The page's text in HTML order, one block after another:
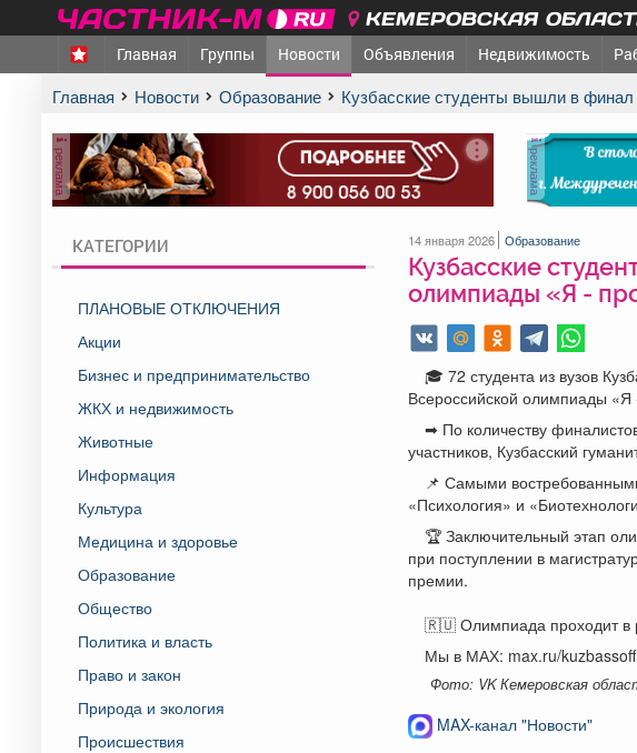
КЕМЕРОВСКАЯ
Главная Группы Новости Объявления Недвижимость
Главная Новости Образование Кузбасские студенты вышли в
реклама реклама
КАТЕГОРИИ
ПЛАНОВЫЕ ОТКЛЮЧЕНИЯ
Акции
Бизнес и предпринимательство
ЖКХ и недвижимость
Животные
Информация
Культура
Медицина и здоровье
Образование
Общество
Политика и власть
Право и закон
Природа и экология
Происшествия
14 января 2026 Образование
Кузбасские
олимпиады «Я -
🎓 72 студента из вузов
Всероссийской олимпиады
➡ По количеству
участников, Кузбасский
📌 Самыми
«Психология» и
🏆 Заключительный этап
при поступлении в
премии.
🇷🇺 Олимпиада проходит в
Мы в МАХ: max.ru/
Фото: VK Кемеровская
MAX-канал "Новости"